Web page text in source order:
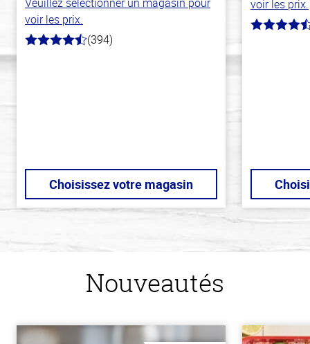
voir les prix.
4.7
(394)
Choisissez votre magasin
voir les prix.
4.3
Nouveautés